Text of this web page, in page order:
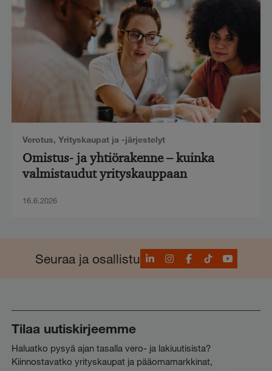
Verotus, Yrityskaupat ja -järjestelyt
Omistus- ja yhtiörakenne – kuinka
valmistaudut yrityskauppaan
16.6.2026
Seuraa ja osallistuLinkedInInstagram
Facebook
TikTokYouTube
Tilaa uutiskirjeemme
Haluatko pysyä ajan tasalla vero- ja lakiuutisista?
Kiinnostavatko yrityskaupat ja pääomamarkkinat,